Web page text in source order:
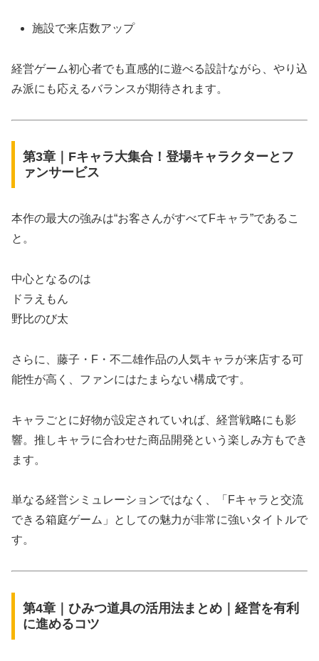
施設で来店数アップ
経営ゲーム初心者でも直感的に遊べる設計ながら、やり込
み派にも応えるバランスが期待されます。
第3章｜Fキャラ大集合！登場キャラクターとフ
ァンサービス
本作の最大の強みは“お客さんがすべてFキャラ”であるこ
と。
中心となるのは
ドラえもん
野比のび太
さらに、藤子・F・不二雄作品の人気キャラが来店する可
能性が高く、ファンにはたまらない構成です。
キャラごとに好物が設定されていれば、経営戦略にも影
響。推しキャラに合わせた商品開発という楽しみ方もでき
ます。
単なる経営シミュレーションではなく、「Fキャラと交流
できる箱庭ゲーム」としての魅力が非常に強いタイトルで
す。
第4章｜ひみつ道具の活用法まとめ｜経営を有利
に進めるコツ